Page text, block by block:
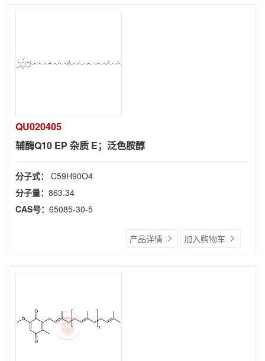
QU020405
辅酶Q10 EP 杂质 E；泛色胺醇
分子式： C59H90O4
分子量： 863.34
CAS号： 65085-30-5
产品详情 加入购物车